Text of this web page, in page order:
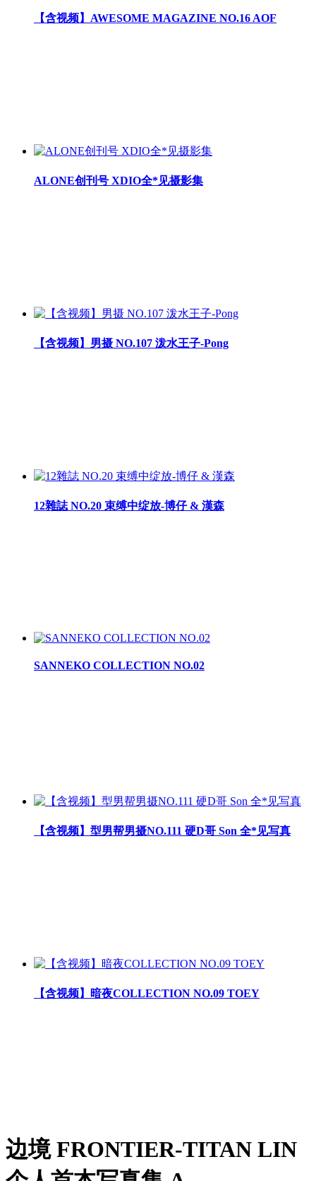
【含视频】AWESOME MAGAZINE NO.16 AOF
ALONE创刊号 XDIO全*见摄影集
【含视频】男摄 NO.107 泼水王子-Pong
12雜誌 NO.20 束缚中绽放-博仔 & 漢森
SANNEKO COLLECTION NO.02
【含视频】型男帮男摄NO.111 硬D哥 Son 全*见写真
【含视频】暗夜COLLECTION NO.09 TOEY
边境 FRONTIER-TITAN LIN